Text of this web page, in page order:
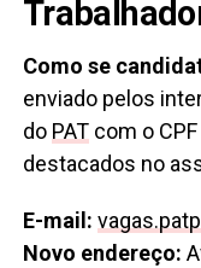
Como se
enviado pelos
do PATcom o
destacados no
E-mail:
Novo endereço: